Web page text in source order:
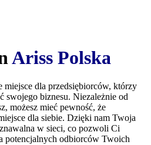
Ariss Polska
miejsce dla przedsiębiorców, którzy
swojego biznesu. Niezależnie od
możesz mieć pewność, że
dla siebie. Dzięki nam Twoja
w sieci, co pozwoli Ci
potencjalnych odbiorców Twoich